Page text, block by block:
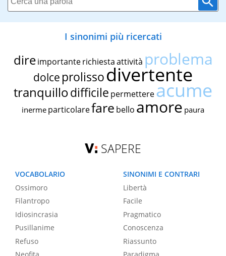
I sinonimi più ricercati
dire importante richiestaattività problema
dolce prolissodivertente
tranquillodifficile permettereacume
inerme particolarefare bello amore paura
SAPERE
VOCABOLARIO
Ossimoro
Filantropo
Idiosincrasia
Pusillanime
Refuso
SINONIMI E CONTRARI
Libertà
Facile
Pragmatico
Conoscenza
Riassunto